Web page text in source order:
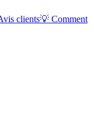
clients💡 Comment